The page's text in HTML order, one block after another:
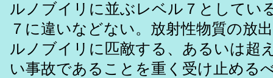
ルノブイリに並ぶレベル７としてい
７に違いなどない。放射性物質の放
ルノブイリに匹敵する、あるいは超
い事故であることを重く受け止める